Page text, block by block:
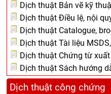
Dịch thuật Bản vẽ kỹ
Dịch thuật Điều lệ, nội
Dịch thuật Catalogue,
Dịch thuật Tài liệu
Dịch thuật Chứng từ
Dịch thuật Sách hướng
Dịch thuật công chứng